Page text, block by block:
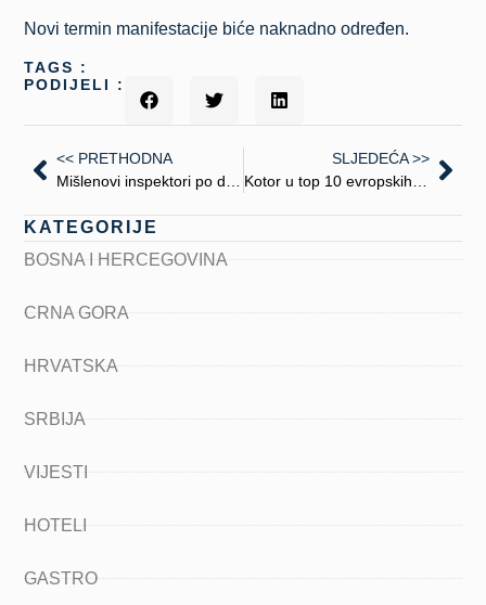
Novi termin manifestacije biće naknadno određen.
TAGS :
PODIJELI :
<< PRETHODNA
SLJEDEĆA >>
KATEGORIJE
BOSNA I HERCEGOVINA
CRNA GORA
HRVATSKA
SRBIJA
VIJESTI
HOTELI
GASTRO